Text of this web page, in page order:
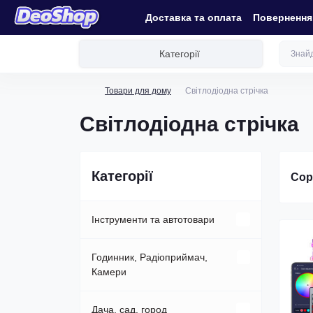
Доставка та оплата
Категорії
Товари для дому Світлодіодна стрічка
Світлодіодна стрічка
Категорії
Інструменти та автотовари
FM-трансмітери
напруги)
Годинник, Радіоприймач,
Камери
IP-камери
Дача, сад, город